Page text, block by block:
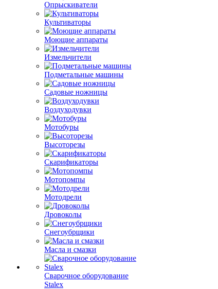
Опрыскиватели
Культиваторы
Моющие аппараты
Измельчители
Подметальные машины
Садовые ножницы
Воздуходувки
Мотобуры
Высоторезы
Скарификаторы
Мотопомпы
Мотодрели
Дровоколы
Снегоубрщики
Масла и смазки
Сварочное оборудование
Stalex